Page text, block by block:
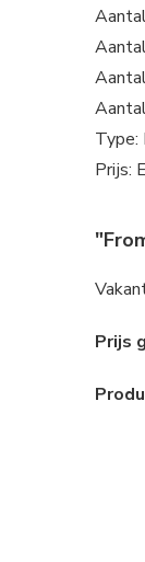
Type:
Prijs:
Prijs